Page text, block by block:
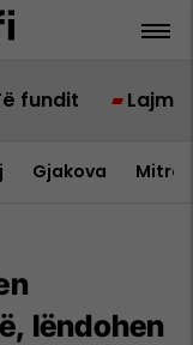
fundit Lajme
Gjakova
lëndohen